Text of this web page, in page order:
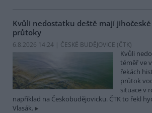
Kvůli nedostatku deště mají
průtoky
6.8.2026 14:24 | ČESKÉ BUDĚJOVICE (ČTK)
Kvůli
téměř ve
řekách
průtok
situace v
například na Českobudějovicku. ČTK to řekl
Vlasák.